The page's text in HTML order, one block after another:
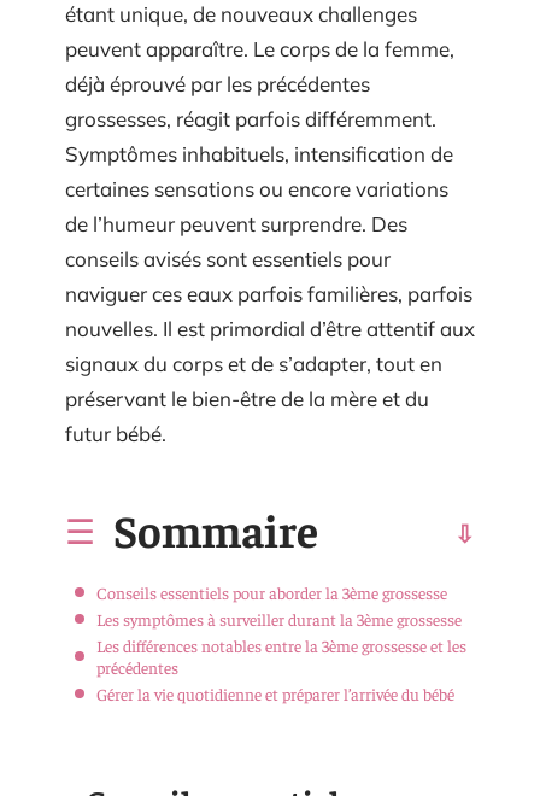
étant unique, de nouveaux challenges
peuvent apparaître. Le corps de la femme,
déjà éprouvé par les précédentes
grossesses, réagit parfois différemment.
Symptômes inhabituels, intensification de
certaines sensations ou encore variations
de l’humeur peuvent surprendre. Des
conseils avisés sont essentiels pour
naviguer ces eaux parfois familières, parfois
nouvelles. Il est primordial d’être attentif aux
signaux du corps et de s’adapter, tout en
préservant le bien-être de la mère et du
futur bébé.
Sommaire
Conseils essentiels pour aborder la 3ème grossesse
Les symptômes à surveiller durant la 3ème grossesse
Les différences notables entre la 3ème grossesse et les
précédentes
Gérer la vie quotidienne et préparer l’arrivée du bébé